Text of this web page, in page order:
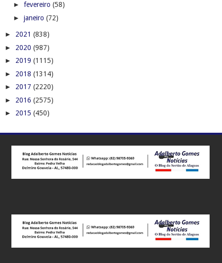
► fevereiro (58)
► janeiro (72)
► 2021 (838)
► 2020 (987)
► 2019 (1115)
► 2018 (1314)
► 2017 (2220)
► 2016 (2575)
► 2015 (450)